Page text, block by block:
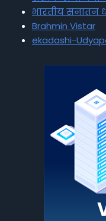
भारतीय सनातन
Brahmin Vistar
ekadashi-